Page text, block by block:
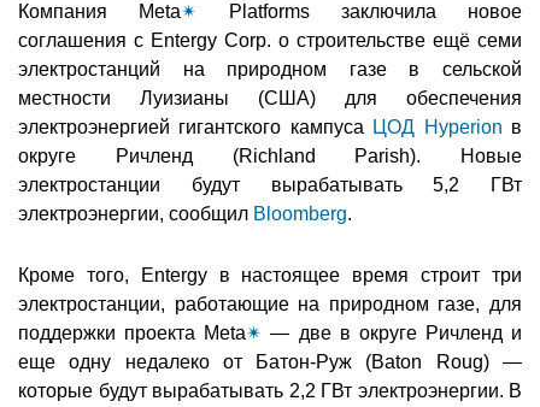
Компания Meta✴ Platforms заключила новое
соглашения с Entergy Corp. о строительстве ещё семи
электростанций на природном газе в сельской
местности Луизианы (США) для обеспечения
электроэнергией гигантского кампуса
ЦОД Hyperion в
округе Ричленд (Richland Parish). Новые
электростанции будут вырабатывать 5,2 ГВт
электроэнергии, сообщил Bloomberg.
Кроме того, Entergy в настоящее время строит три
электростанции, работающие на природном газе, для
поддержки проекта Meta✴ — две в округе Ричленд и
еще одну недалеко от Батон-Руж (Baton Roug) —
которые будут вырабатывать 2,2 ГВт электроэнергии. В